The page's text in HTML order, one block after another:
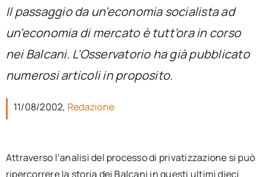
Sezioni
Chi siamo
per:
Il passaggio da un’economia socialista ad
un’economia di mercato è tutt’ora in corso
nei Balcani. L’Osservatorio ha già pubblicato
numerosi articoli in proposito.
11/08/2002, Redazione
Attraverso l’analisi del processo di privatizzazione si può
ripercorrere la storia dei Balcani in questi ultimi dieci